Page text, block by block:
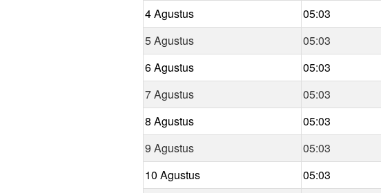
4 Agustus
05:03
5 Agustus
05:03
6 Agustus
05:03
7 Agustus
05:03
8 Agustus
05:03
9 Agustus
05:03
10 Agustus
05:03